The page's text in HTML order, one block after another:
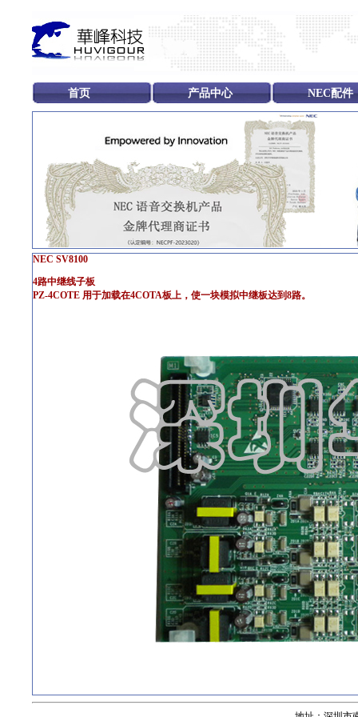
首页 产品中心 NEC配件
NEC SV8100
4路中继线子板
PZ-4COTE 用于加载在4COTA板上，使一块模拟中继板达到8路。